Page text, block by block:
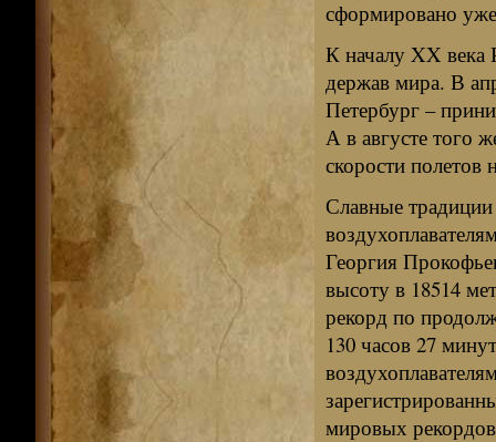
сформировано
К началу XX века
держав мира. В
Петербург –
А в августе того
скорости полетов
Славные
Георгия
высоту в 18514
рекорд по
130 часов 27
мировых